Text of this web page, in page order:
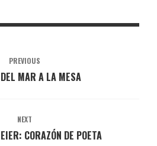
PREVIOUS
MAR A LA MESA
NEXT
CORAZÓN DE POETA